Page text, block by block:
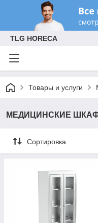
TLG HORECA
Товары и услуги
МЕДИЦИНСКИЕ
Сортировка